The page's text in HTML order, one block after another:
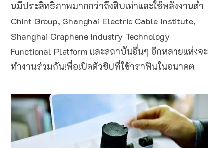
นมีประสิทธิภาพมากกว่าถึงสิบเท่าและใช้พลังงานต่ำ
Chint Group, Shanghai Electric Cable Institute,
Shanghai Graphene Industry Technology
Functional Platform และสถาบันอื่นๆ อีกหลายแห่งจะ
ทำงานร่วมกันเพื่อเปิดตัวชิปที่ใช้กราฟีนในอนาคต